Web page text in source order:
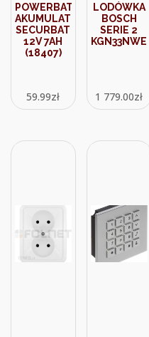
POWERBAT
AKUMULATOR
SECURBAT
12V 7AH
(18407)
59.99zł
LODÓWKA
BOSCH
SERIE 2
KGN33NWEB
1 779.00zł